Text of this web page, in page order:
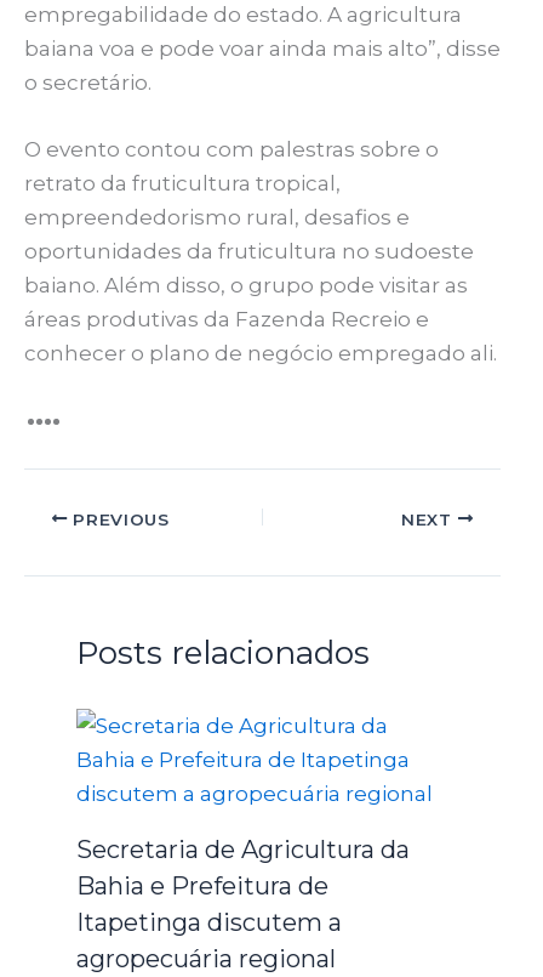
empregabilidade do estado. A agricultura
baiana voa e pode voar ainda mais alto”, disse
o secretário.
O evento contou com palestras sobre o
retrato da fruticultura tropical,
empreendedorismo rural, desafios e
oportunidades da fruticultura no sudoeste
baiano. Além disso, o grupo pode visitar as
áreas produtivas da Fazenda Recreio e
conhecer o plano de negócio empregado ali.
PREVIOUS NEXT
Posts relacionados
Secretaria de Agricultura da
Bahia e Prefeitura de
Itapetinga discutem a
agropecuária regional